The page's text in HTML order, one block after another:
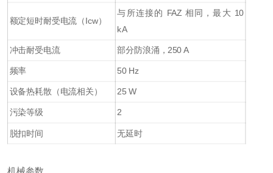
额定短时耐受电流（Icw）
与所连接的 FAZ 相同，最大 10
kA
冲击耐受电流 部分防浪涌，250 A
频率 50 Hz
设备热耗散（电流相关） 25 W
污染等级 2
脱扣时间 无延时